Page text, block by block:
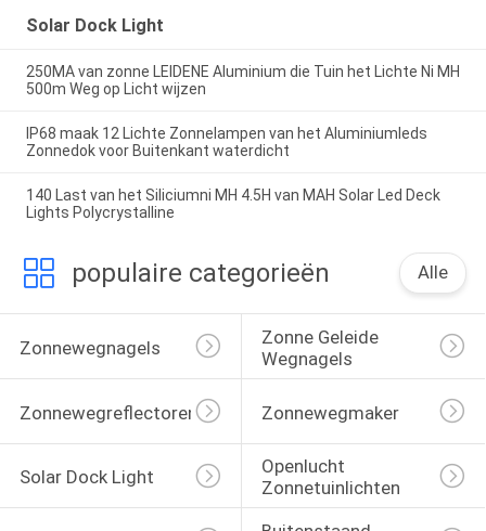
Solar Dock Light
250MA van zonne LEIDENE Aluminium die Tuin het Lichte Ni MH
500m Weg op Licht wijzen
IP68 maak 12 Lichte Zonnelampen van het Aluminiumleds
Zonnedok voor Buitenkant waterdicht
140 Last van het Siliciumni MH 4.5H van MAH Solar Led Deck
Lights Polycrystalline
populaire categorieën Alle
Zonnewegnagels
Zonne Geleide
Wegnagels
Zonnewegreflectoren Zonnewegmaker
Solar Dock Light
Openlucht
Zonnetuinlichten